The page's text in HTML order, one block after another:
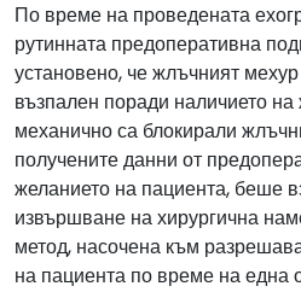
По време на проведената
рутинната предоперативна
установено, че жлъчният
възпален поради наличието
механично са блокирали
получените данни от
желанието на пациента, беше
извършване на хирургична
метод, насочена към
на пациента по време на една